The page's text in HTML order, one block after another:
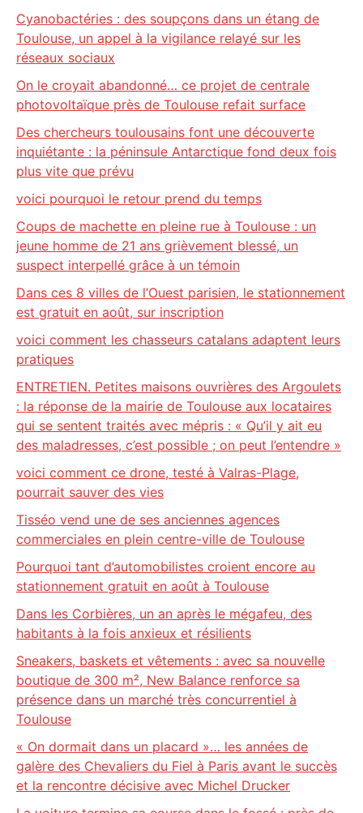
Cyanobactéries : des soupçons dans un étang de
Toulouse, un appel à la vigilance relayé sur les
réseaux sociaux
On le croyait abandonné… ce projet de centrale
photovoltaïque près de Toulouse refait surface
Des chercheurs toulousains font une découverte
inquiétante : la péninsule Antarctique fond deux fois
plus vite que prévu
voici pourquoi le retour prend du temps
Coups de machette en pleine rue à Toulouse : un
jeune homme de 21 ans grièvement blessé, un
suspect interpellé grâce à un témoin
Dans ces 8 villes de l’Ouest parisien, le stationnement
est gratuit en août, sur inscription
voici comment les chasseurs catalans adaptent leurs
pratiques
ENTRETIEN. Petites maisons ouvrières des Argoulets
: la réponse de la mairie de Toulouse aux locataires
qui se sentent traités avec mépris : « Qu’il y ait eu
des maladresses, c’est possible ; on peut l’entendre »
voici comment ce drone, testé à Valras-Plage,
pourrait sauver des vies
Tisséo vend une de ses anciennes agences
commerciales en plein centre-ville de Toulouse
Pourquoi tant d’automobilistes croient encore au
stationnement gratuit en août à Toulouse
Dans les Corbières, un an après le mégafeu, des
habitants à la fois anxieux et résilients
Sneakers, baskets et vêtements : avec sa nouvelle
boutique de 300 m², New Balance renforce sa
présence dans un marché très concurrentiel à
Toulouse
« On dormait dans un placard »… les années de
galère des Chevaliers du Fiel à Paris avant le succès
et la rencontre décisive avec Michel Drucker